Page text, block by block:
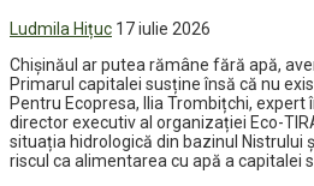
Ludmila Hițuc 17 iulie 2026
Chișinăul ar putea rămâne fără apă,
Primarul capitalei susține însă că nu
Pentru Ecopresa, Ilia Trombițchi,
director executiv al organizației Eco-
situația hidrologică din bazinul Nistrului
riscul ca alimentarea cu apă a capitalei